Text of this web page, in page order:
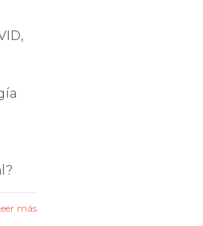
más